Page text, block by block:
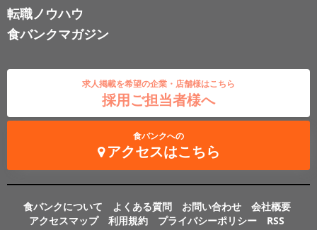
転職ノウハウ
食バンクマガジン
求人掲載を希望の企業・店舗様はこちら
採用ご担当者様へ
食バンクへの
アクセスはこちら
食バンクについて よくある質問 お問い合わせ
会社概要
アクセスマップ
利用規約 プライバシーポリシー RSS